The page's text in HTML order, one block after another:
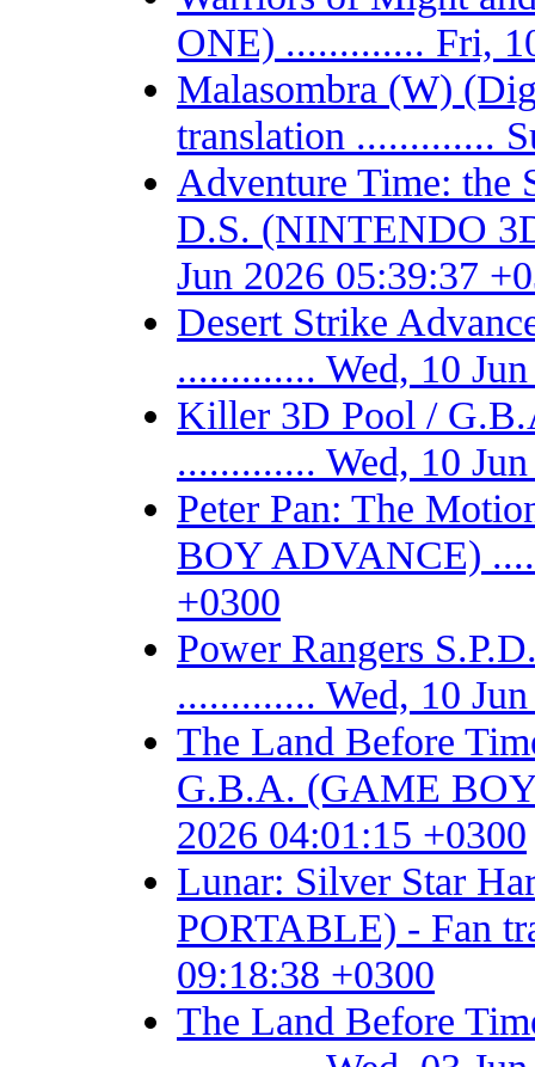
ONE) ............. Fri,
Malasombra (W)
translation .............
Adventure Time: the
D.S. (NINTENDO
Jun 2026 05:39:37
Desert Strike
............. Wed, 10
Killer 3D Pool /
............. Wed, 10
Peter Pan: The
BOY ADVANCE)
+0300
Power Rangers
............. Wed, 10
The Land Before
G.B.A. (GAME
2026 04:01:15 +0300
Lunar: Silver Star
PORTABLE) - Fan
09:18:38 +0300
The Land Before